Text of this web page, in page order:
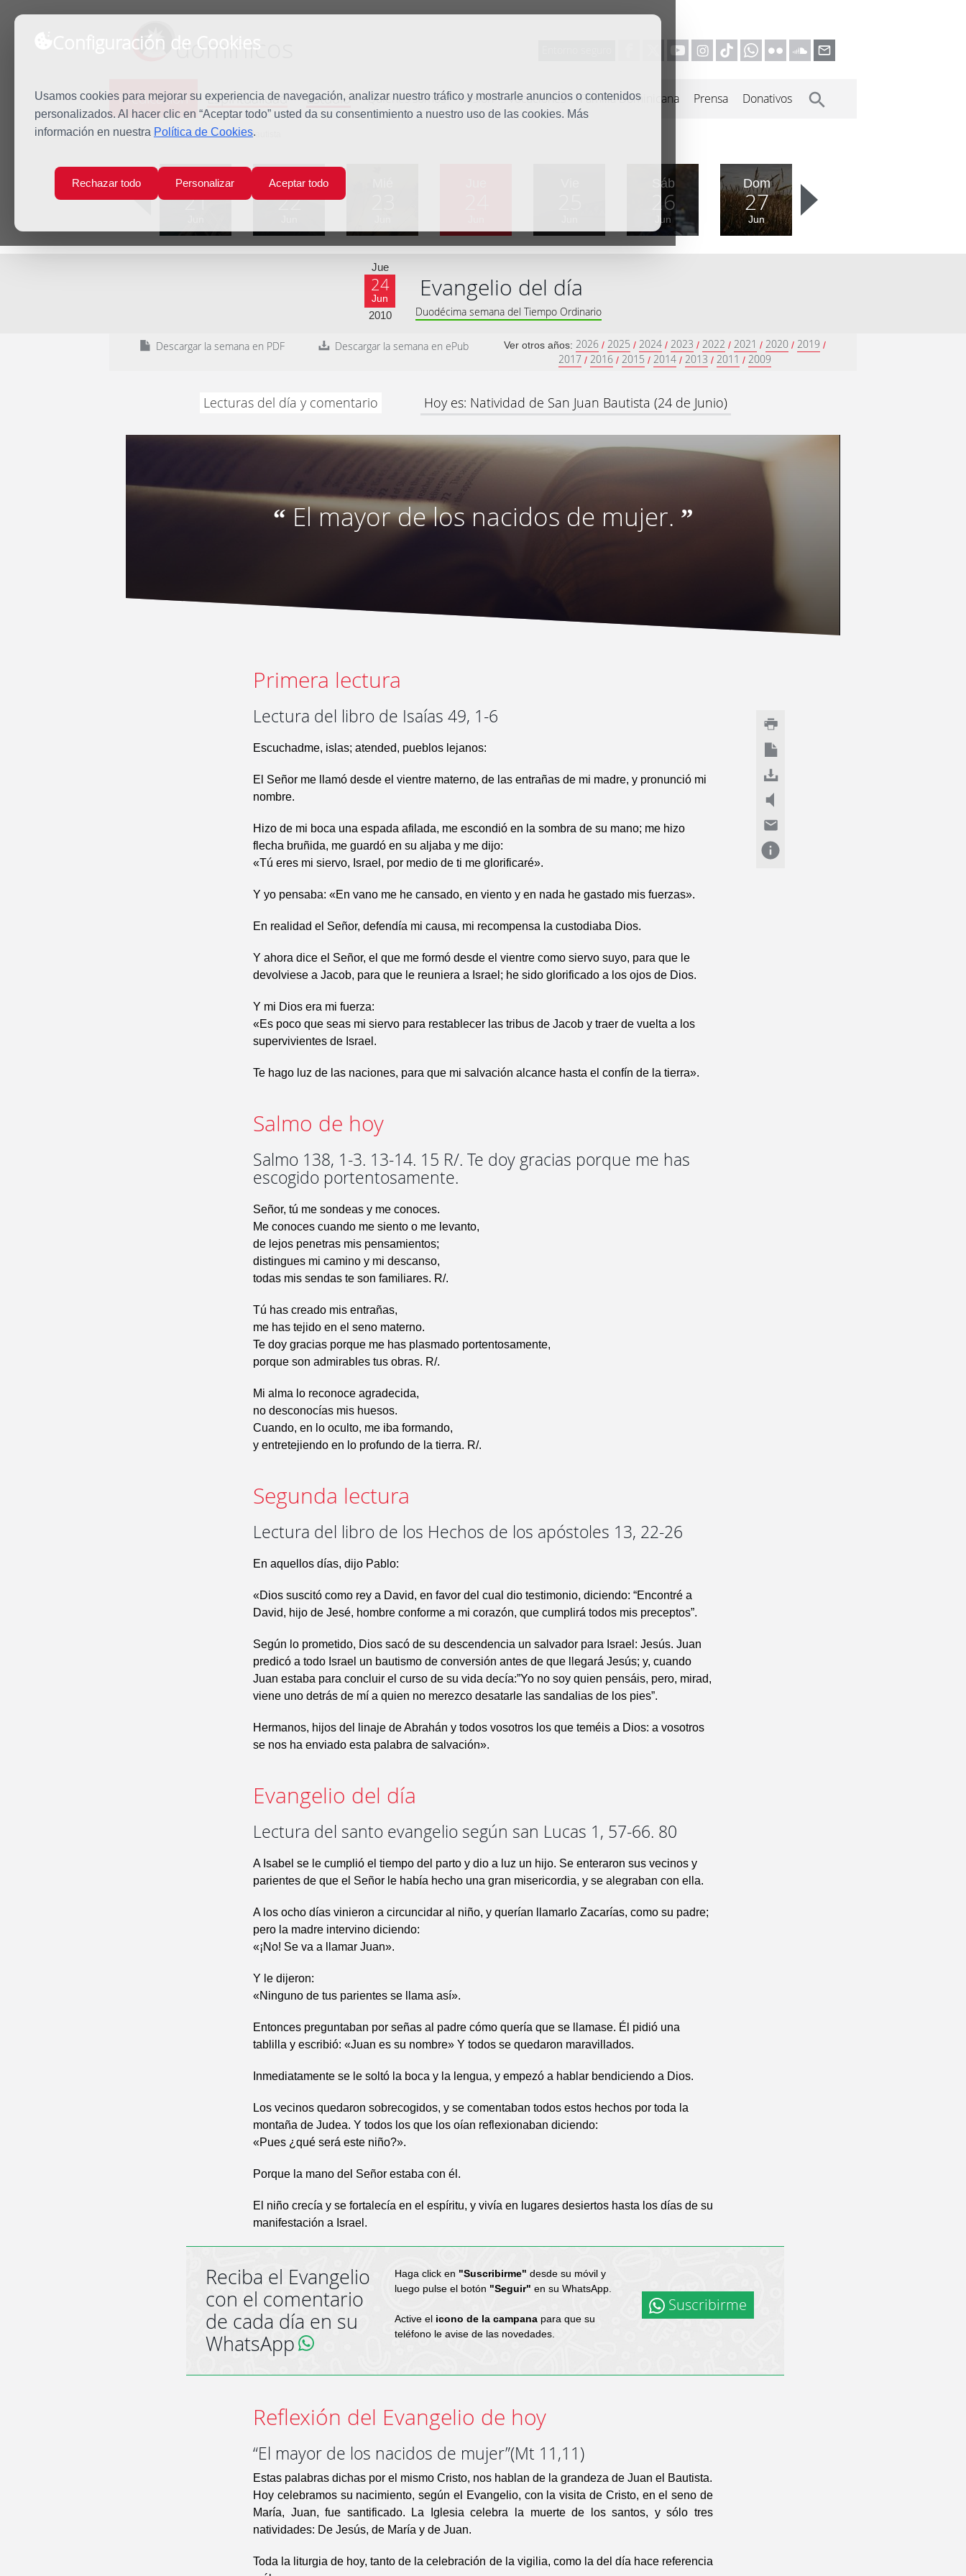
Configuración de Cookies
Usamos cookies para mejorar su experiencia de navegación, analizar nuestro tráfico y mostrarle anuncios o contenidos
personalizados. Al hacer clic en “Aceptar todo” usted da su consentimiento a nuestro uso de las cookies. Más
información en nuestra Política de Cookies.
Rechazar todo Personalizar Aceptar todo
dominicos
Predicación Espiritualidad Estudio Quiénes somos Misión Vocaciones Familia Dominicana Prensa Donativos
Inicio Predicación San Juan Bautista
Lun
21
Mar
22
Sáb
26
Jun
Dom
27
Jun
Jue
24
Jun
2010
Evangelio del día
Duodécima semana del Tiempo Ordinario
Descargar la semana en PDF Descargar la semana en ePub Ver otros años: 2026 / 2025 / 2024 / 2023 / 2022 / 2021 / 2020 / 2019 /
2017 / 2016 / 2015 / 2014 / 2013 / 2011 / 2009
Lecturas del día y comentario Hoy es: Natividad de San Juan Bautista (24 de Junio)
“El mayor de los nacidos de mujer. ”
Primera lectura
Lectura del libro de Isaías 49, 1-6
Escuchadme, islas; atended, pueblos lejanos:
El Señor me llamó desde el vientre materno, de las entrañas de mi madre, y pronunció mi
nombre.
Hizo de mi boca una espada afilada, me escondió en la sombra de su mano; me hizo
flecha bruñida, me guardó en su aljaba y me dijo:
«Tú eres mi siervo, Israel, por medio de ti me glorificaré».
Y yo pensaba: «En vano me he cansado, en viento y en nada he gastado mis fuerzas».
En realidad el Señor, defendía mi causa, mi recompensa la custodiaba Dios.
Y ahora dice el Señor, el que me formó desde el vientre como siervo suyo, para que le
devolviese a Jacob, para que le reuniera a Israel; he sido glorificado a los ojos de Dios.
Y mi Dios era mi fuerza:
«Es poco que seas mi siervo para restablecer las tribus de Jacob y traer de vuelta a los
supervivientes de Israel.
Te hago luz de las naciones, para que mi salvación alcance hasta el confín de la tierra».
Salmo de hoy
Salmo 138, 1-3. 13-14. 15 R/. Te doy gracias porque me has
escogido portentosamente.
Señor, tú me sondeas y me conoces.
Me conoces cuando me siento o me levanto,
de lejos penetras mis pensamientos;
distingues mi camino y mi descanso,
todas mis sendas te son familiares. R/.
Tú has creado mis entrañas,
me has tejido en el seno materno.
Te doy gracias porque me has plasmado portentosamente,
porque son admirables tus obras. R/.
Mi alma lo reconoce agradecida,
no desconocías mis huesos.
Cuando, en lo oculto, me iba formando,
y entretejiendo en lo profundo de la tierra. R/.
Segunda lectura
Lectura del libro de los Hechos de los apóstoles 13, 22-26
En aquellos días, dijo Pablo:
«Dios suscitó como rey a David, en favor del cual dio testimonio, diciendo: “Encontré a
David, hijo de Jesé, hombre conforme a mi corazón, que cumplirá todos mis preceptos”.
Según lo prometido, Dios sacó de su descendencia un salvador para Israel: Jesús. Juan
predicó a todo Israel un bautismo de conversión antes de que llegará Jesús; y, cuando
Juan estaba para concluir el curso de su vida decía:”Yo no soy quien pensáis, pero, mirad,
viene uno detrás de mí a quien no merezco desatarle las sandalias de los pies”.
Hermanos, hijos del linaje de Abrahán y todos vosotros los que teméis a Dios: a vosotros
se nos ha enviado esta palabra de salvación».
Evangelio del día
Lectura del santo evangelio según san Lucas 1, 57-66. 80
A Isabel se le cumplió el tiempo del parto y dio a luz un hijo. Se enteraron sus vecinos y
parientes de que el Señor le había hecho una gran misericordia, y se alegraban con ella.
A los ocho días vinieron a circuncidar al niño, y querían llamarlo Zacarías, como su padre;
pero la madre intervino diciendo:
«¡No! Se va a llamar Juan».
Y le dijeron:
«Ninguno de tus parientes se llama así».
Entonces preguntaban por señas al padre cómo quería que se llamase. Él pidió una
tablilla y escribió: «Juan es su nombre» Y todos se quedaron maravillados.
Inmediatamente se le soltó la boca y la lengua, y empezó a hablar bendiciendo a Dios.
Los vecinos quedaron sobrecogidos, y se comentaban todos estos hechos por toda la
montaña de Judea. Y todos los que los oían reflexionaban diciendo:
«Pues ¿qué será este niño?».
Porque la mano del Señor estaba con él.
El niño crecía y se fortalecía en el espíritu, y vivía en lugares desiertos hasta los días de su
manifestación a Israel.
Reciba el Evangelio
con el comentario
de cada día en su
WhatsApp
Haga click en "Suscribirme" desde su móvil y
luego pulse el botón "Seguir" en su WhatsApp.
Active el icono de la campanapara que su
teléfono le avise de las novedades.
Suscribirme
Reflexión del Evangelio de hoy
“El mayor de los nacidos de mujer”(Mt 11,11)
Estas palabras dichas por el mismo Cristo, nos hablan de la grandeza de Juan el Bautista.
Hoy celebramos su nacimiento, según el Evangelio, con la visita de Cristo, en el seno de
María, Juan, fue santificado. La Iglesia celebra la muerte de los santos, y sólo tres
natividades: De Jesús, de María y de Juan.
Toda la liturgia de hoy, tanto de la celebración de la vigilia, como la del día hace referencia